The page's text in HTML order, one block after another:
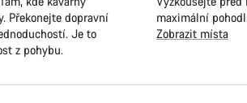
Překonejte dopravní
Je to
z pohybu.
maximální
Zobrazit místa